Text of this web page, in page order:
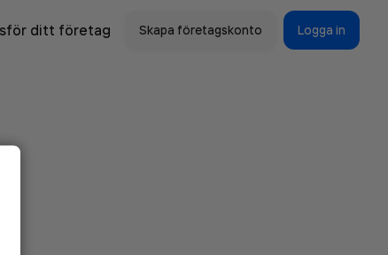
ditt företag Skapa företagskonto Logga in